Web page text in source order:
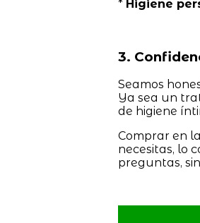
* Higiene
3.
Seamos
Ya sea un
de higiene
Comprar en
necesitas, lo
preguntas,